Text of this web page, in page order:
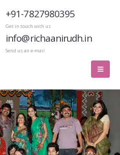
+91-7827980395
Get in touch with us
info@richaanirudh.in
Send us an e-mail